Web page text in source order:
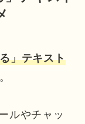
」テキスト
。
ルやチャッ